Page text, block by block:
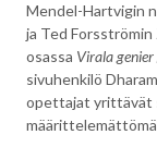
Mendel-Hartvigin
ja Ted
osassa Virala
sivuhenkilö
opettajat yrittävät